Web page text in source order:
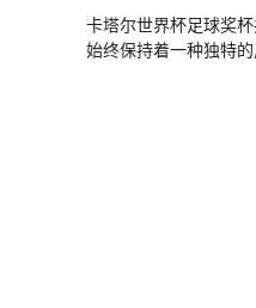
卡塔尔世界杯足球奖
始终保持着一种独特的